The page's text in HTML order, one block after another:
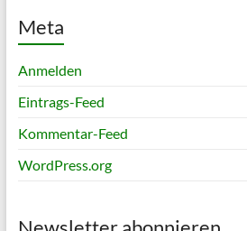
Meta
Anmelden
Eintrags-Feed
Kommentar-Feed
WordPress.org